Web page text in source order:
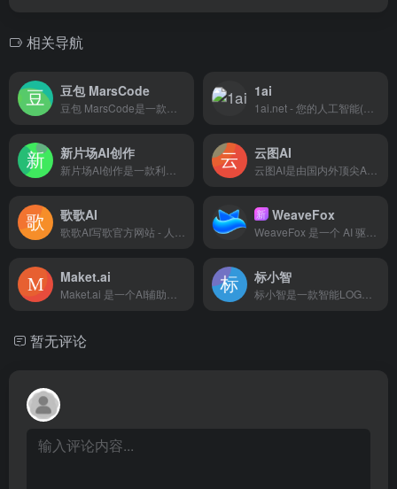
相关导航
豆包 MarsCode 1ai
新片场AI创作 云图AI
歌歌AI 新 WeaveFox
Maket.ai 标小智
暂无评论